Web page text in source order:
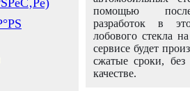
помощью
разработок в
лобового стекла
сервисе будет
сжатые сроки,
качестве.